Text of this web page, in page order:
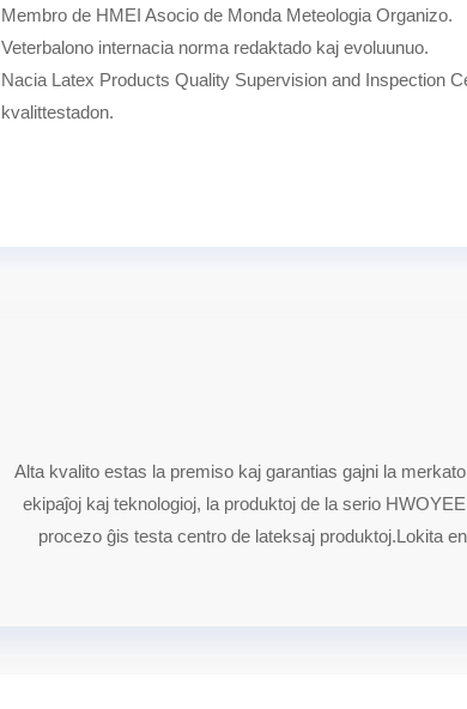
Membro de HMEI Asocio de Monda Meteologia Organizo.
Veterbalono internacia norma redaktado kaj evoluunuo.
Nacia Latex Products Quality Supervision and Inspection
kvalittestadon.
Alta kvalito estas la premiso kaj garantias gajni la
ekipaĵoj kaj teknologioj, la produktoj de la serio
procezo ĝis testa centro de lateksaj produktoj.Lokita